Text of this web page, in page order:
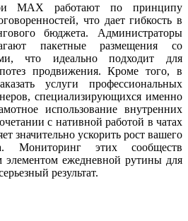
MAX работают по принципу
что дает гибкость в
бюджета. Администраторы
пакетные размещения со
что идеально подходит для
продвижения. Кроме того, в
услуги профессиональных
специализирующихся именно
использование внутренних
с нативной работой в чатах
значительно ускорить рост вашего
Мониторинг этих сообществ
элементом ежедневной рутины для
результат.